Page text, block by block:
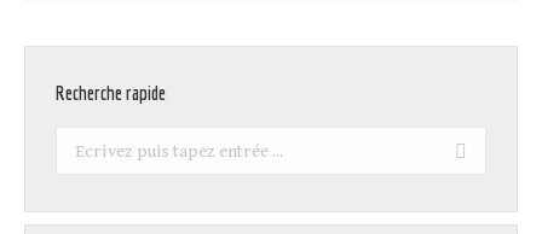
Recherche rapide
Recherche